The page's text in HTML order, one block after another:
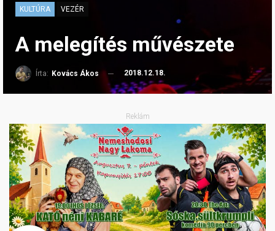
KULTÚRA VEZÉR
A melegítés művészete
Írta: Kovács Ákos 2018.12.18.
Reklám